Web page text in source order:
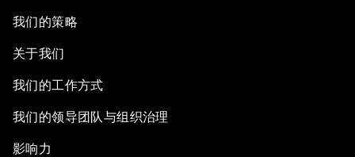
我们的策略
关于我们
我们的工作方式
我们的领导团队与组织治理
影响力